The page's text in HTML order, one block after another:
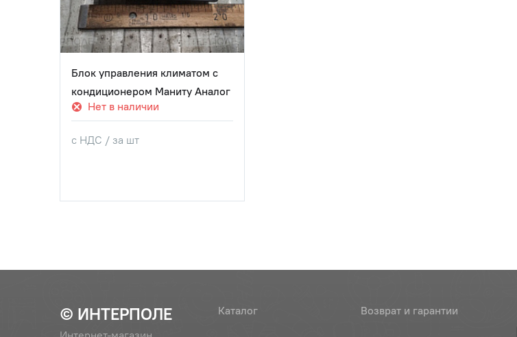
Блок управления климатом с
кондиционером Маниту Аналог
Нет в наличии
с НДС / за шт
© ИНТЕРПОЛЕ Каталог Возврат и гарантии